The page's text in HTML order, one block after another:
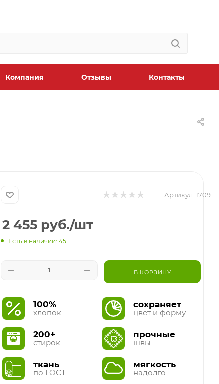
Компания Отзывы Контакты
Артикул: 1709
2 455 руб./шт
Есть в наличии: 45
В КОРЗИНУ
100%
хлопок
200+
стирок
ткань
по ГОСТ
сохраняет
цвет и форму
прочные
швы
мягкость
надолго